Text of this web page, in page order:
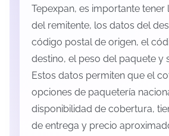
Tepexpan, es importante tener
del remitente, los datos del
código postal de origen, el
destino, el peso del paquete y
Estos datos permiten que el
opciones de paquetería
disponibilidad de cobertura,
de entrega y precio